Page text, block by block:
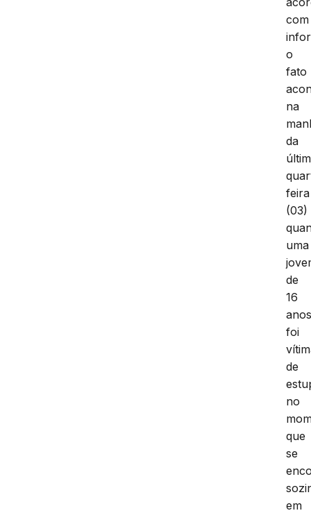
com
o
fato
na
da
feira
(03)
uma
de
16
foi
de
no
que
se
em